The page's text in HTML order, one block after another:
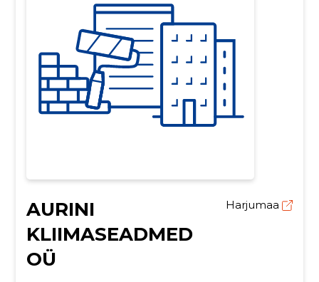
AURINI
KLIIMASEADMED
OÜ
Harjumaa